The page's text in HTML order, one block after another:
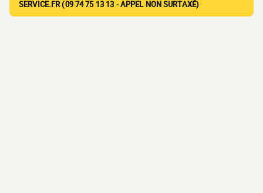
SERVICE.FR (09 74 75 13 13 - APPEL NON SURTAXÉ)